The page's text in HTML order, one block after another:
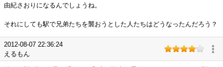
由紀さおりになるんでしょうね。
それにしても駅で兄弟たちを襲おうとした人たちはどうなったんだろう？
2012-08-07 22:36:24
えるもん